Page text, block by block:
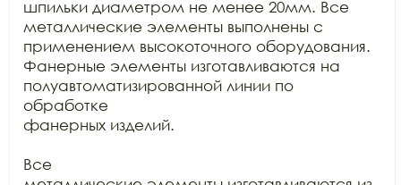
шпильки диаметром не менее 20мм. Все
металлические элементы выполнены с
применением высокоточного оборудования.
Фанерные элементы изготавливаются на
полуавтоматизированной линии по
обработке
фанерных изделий.
Все